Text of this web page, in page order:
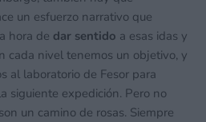
un esfuerzo narrativo que
hora de dar sentido a esas idas y
cada nivel tenemos un objetivo, y
al laboratorio de Fesor para
siguiente expedición. Pero no
un camino de rosas. Siempre